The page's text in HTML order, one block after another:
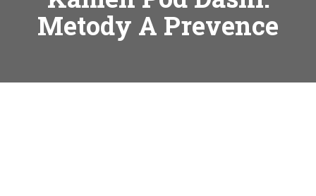
Metody A Prevence